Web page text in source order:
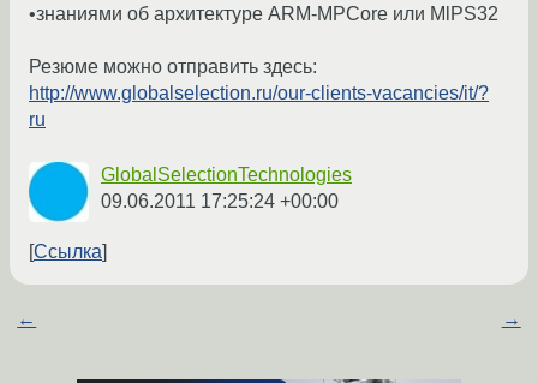
•знаниями об архитектуре ARМ-MPCore или MlPS32
Резюме можно отправить здесь:
http://www.globalselection.ru/our-clients-vacancies/it/?
ru
GlobalSelectionTechnologies
09.06.2011 17:25:24 +00:00
Ссылка
← →